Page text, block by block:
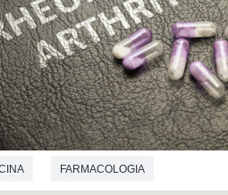
FARMACOLOGIA